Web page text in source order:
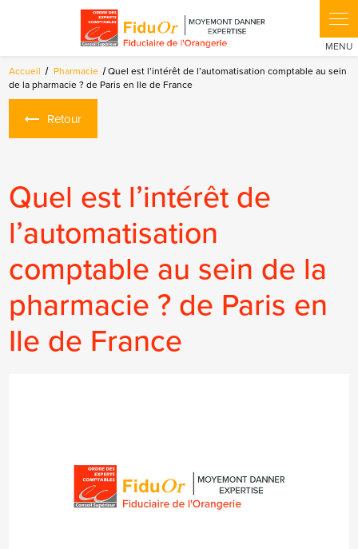
Accueil Pharmacie
Quel est l’intérêt de l’automatisation comptable au sein
de la pharmacie ? de Paris en Ile de France
Retour
Quel est l’intérêt de
l’automatisation
comptable au sein de la
pharmacie ? de Paris en
Ile de France
Panneau de gestion des cookies